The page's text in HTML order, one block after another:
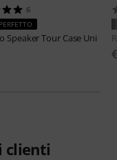
6
Speaker Tour Case Uni
clienti